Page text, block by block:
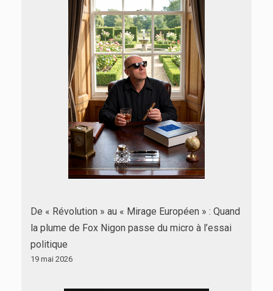
De « Révolution » au « Mirage Européen » : Quand
la plume de Fox Nigon passe du micro à l’essai
politique
19 mai 2026